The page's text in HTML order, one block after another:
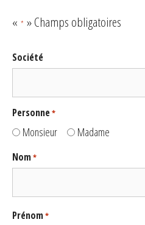
« * » Champs obligatoires
Société
Personne*
Monsieur Madame
Nom*
Prénom*